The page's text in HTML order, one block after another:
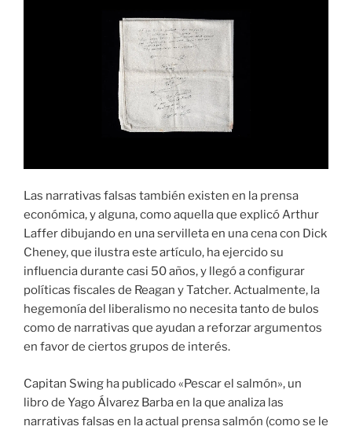
Las narrativas falsas también existen en la prensa
económica, y alguna, como aquella que explicó Arthur
Laffer dibujando en una servilleta en una cena con Dick
Cheney, que ilustra este artículo, ha ejercido su
influencia durante casi 50 años, y llegó a configurar
políticas fiscales de Reagan y Tatcher. Actualmente, la
hegemonía del liberalismo no necesita tanto de bulos
como de narrativas que ayudan a reforzar argumentos
en favor de ciertos grupos de interés.
Capitan Swing ha publicado «Pescar el salmón», un
libro de Yago Álvarez Barba en la que analiza las
narrativas falsas en la actual prensa salmón (como se le